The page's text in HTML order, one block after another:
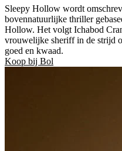
Sleepy Hollow wordt
bovennatuurlijke thriller
Hollow. Het volgt Ichabod
vrouwelijke sheriff in de strijd
goed en kwaad.
Koop bij Bol